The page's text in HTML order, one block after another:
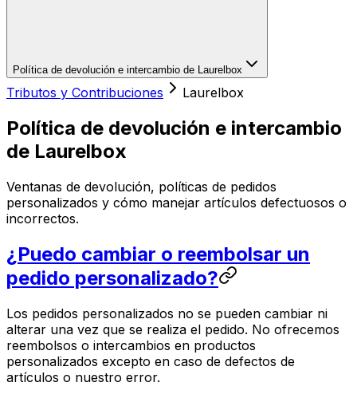
Política de devolución e intercambio de Laurelbox
Tributos y Contribuciones Laurelbox
Política de devolución e intercambio
de Laurelbox
Ventanas de devolución, políticas de pedidos
personalizados y cómo manejar artículos defectuosos o
incorrectos.
¿Puedo cambiar o reembolsar un
pedido personalizado?
Los pedidos personalizados no se pueden cambiar ni
alterar una vez que se realiza el pedido. No ofrecemos
reembolsos o intercambios en productos
personalizados excepto en caso de defectos de
artículos o nuestro error.